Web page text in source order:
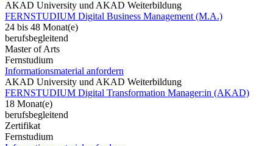
AKAD University und AKAD Weiterbildung
FERNSTUDIUM Digital Business Management (M.A.)
24 bis 48 Monat(e)
berufsbegleitend
Master of Arts
Fernstudium
Informationsmaterial anfordern
AKAD University und AKAD Weiterbildung
FERNSTUDIUM Digital Transformation Manager:in (AKAD)
18 Monat(e)
berufsbegleitend
Zertifikat
Fernstudium